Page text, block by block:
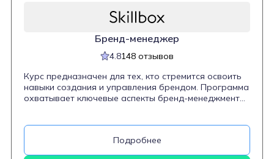
Бренд-менеджер
4.8148 отзывов
Курс предназначен для тех, кто стремится освоить
навыки создания и управления брендом. Программа
охватывает ключевые аспекты бренд-менеджмента,
позиционирования, запуск новых продуктов и
проведение маркетинговых кампаний. Курс
обновлен в мае 2024 года и состоит на 84% из
Подробнее